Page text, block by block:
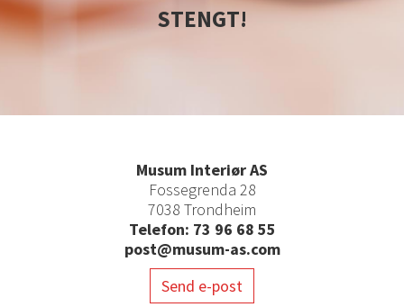
STENGT!
Musum Interiør AS
Fossegrenda 28
7038 Trondheim
Telefon: 73 96 68 55
post@musum-as.com
Send e-post